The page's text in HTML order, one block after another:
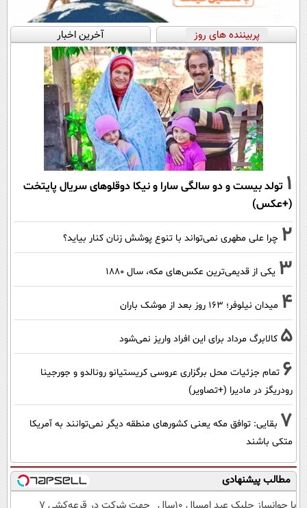
پربیننده های روز آخرین اخبار
1 تولد بیست و دو سالگی سارا و نیکا دوقلوهای سریال پایتخت
(+عکس)
2 چرا علی مطهری نمی‌تواند با تنوع پوشش زنان کنار بیاید؟
3 یکی از قدیمی‌ترین عکس‌های مکه، سال ۱۸۸۰
4 میدان نیلوفر؛ ۱۶۳ روز بعد از موشک باران
5 کالابرگ مرداد برای این افراد واریز نمی‌شود
6 تمام جزئیات محل برگزاری عروسی کریستیانو رونالدو و جورجینا
رودریگز در مادیرا (+تصاویر)
7 بقایی: توافق مکه یعنی کشورهای منطقه دیگر نمی‌توانند به آمریکا
متکی باشند
مطالب پیشنهادی